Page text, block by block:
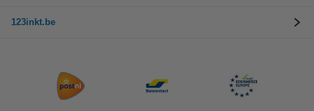
123inkt.be